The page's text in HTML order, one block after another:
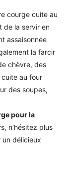
courge cuite au
de la servir en
assaisonnée
la farcir
chèvre, des
au four
des soupes,
pour la
n’hésitez plus
délicieux